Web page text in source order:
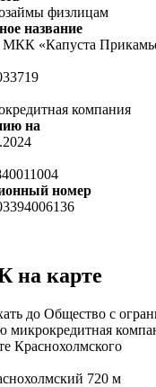
физлицам
название
«Капуста
компания
на
номер
на карте
до Общество с
микрокредитная
Краснохолмского
720 м